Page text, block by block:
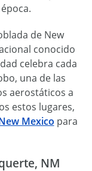
de New
conocido
celebra cada
una de las
aerostáticos a
estos lugares,
Mexico para
NM